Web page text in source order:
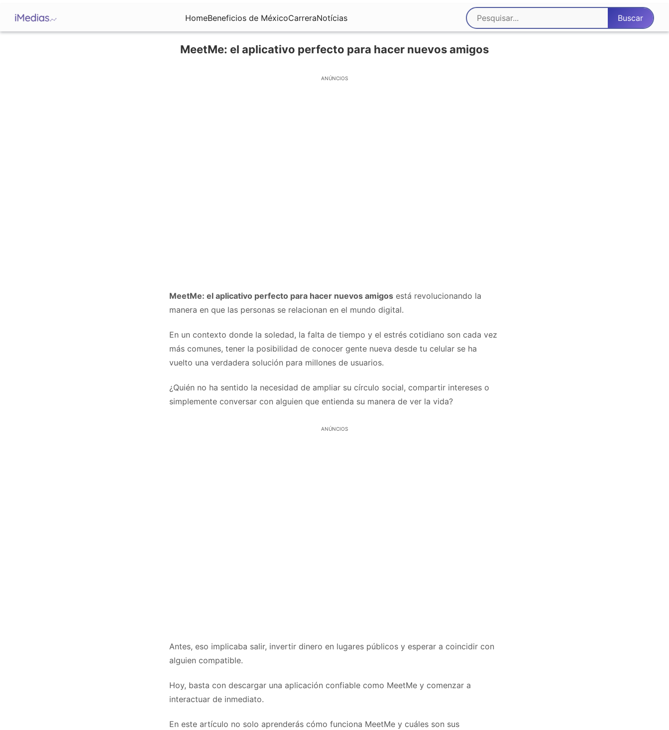
HomeBeneficios de MéxicoCarreraNotícias
MeetMe: el aplicativo perfecto para hacer nuevos amigos
ANÚNCIOS
MeetMe: el aplicativo perfecto para hacer nuevos amigos está revolucionando la
manera en que las personas se relacionan en el mundo digital.
En un contexto donde la soledad, la falta de tiempo y el estrés cotidiano son cada vez
más comunes, tener la posibilidad de conocer gente nueva desde tu celular se ha
vuelto una verdadera solución para millones de usuarios.
¿Quién no ha sentido la necesidad de ampliar su círculo social, compartir intereses o
simplemente conversar con alguien que entienda su manera de ver la vida?
ANÚNCIOS
Antes, eso implicaba salir, invertir dinero en lugares públicos y esperar a coincidir con
alguien compatible.
Hoy, basta con descargar una aplicación confiable como MeetMe y comenzar a
interactuar de inmediato.
En este artículo no solo aprenderás cómo funciona MeetMe y cuáles son sus